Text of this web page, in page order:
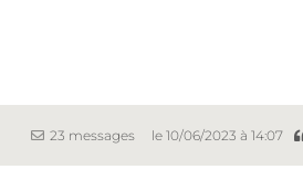
23 messages le 10/06/2023 à 14:07